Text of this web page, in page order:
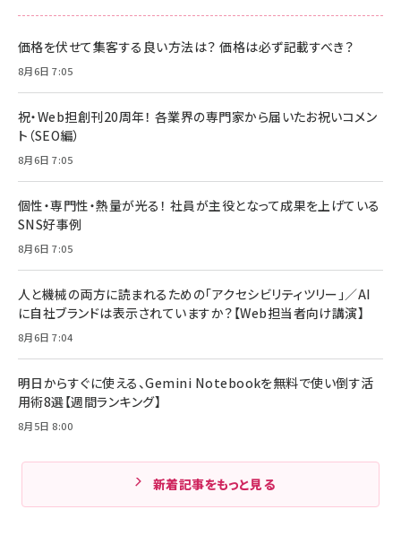
価格を伏せて集客する良い方法は？ 価格は必ず記載すべき？
8月6日 7:05
祝・Web担創刊20周年！ 各業界の専門家から届いたお祝いコメン
ト（SEO編）
8月6日 7:05
個性・専門性・熱量が光る！ 社員が主役となって成果を上げている
SNS好事例
8月6日 7:05
人と機械の両方に読まれるための「アクセシビリティツリー」／AI
に自社ブランドは表示されていますか？【Web担当者向け講演】
8月6日 7:04
明日からすぐに使える、Gemini Notebookを無料で使い倒す活
用術8選【週間ランキング】
8月5日 8:00
新着記事をもっと見る